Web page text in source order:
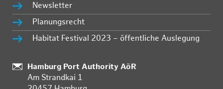
Newsletter
Planungsrecht
Habitat Festival 2023 – öffentliche Auslegung
:
Hamburg Port Authority AöR
Am Strandkai 1